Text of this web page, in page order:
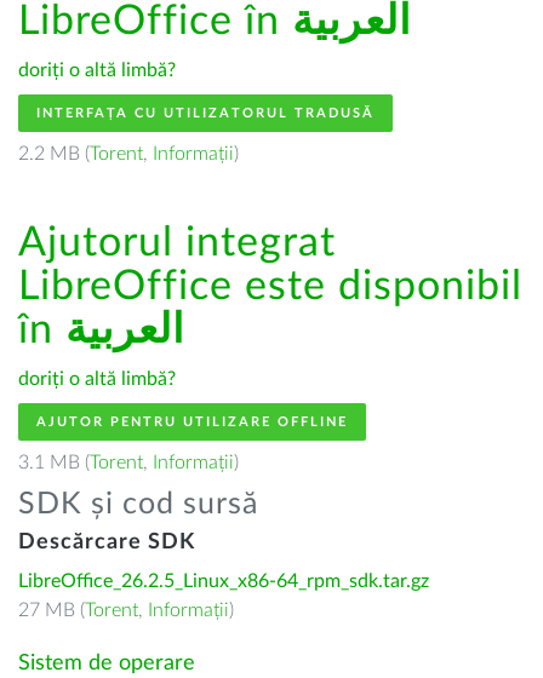
LibreOffice în العربية
doriți o altă limbă?
INTERFAȚA CU UTILIZATORUL TRADUSĂ
2.2 MB (Torent, Informații)
Ajutorul integrat
LibreOffice este disponibil
în العربية
doriți o altă limbă?
AJUTOR PENTRU UTILIZARE OFFLINE
3.1 MB (Torent, Informații)
SDK și cod sursă
Descărcare SDK
LibreOffice_26.2.5_Linux_x86-64_rpm_sdk.tar.gz
27 MB (Torent, Informații)
Sistem de operare